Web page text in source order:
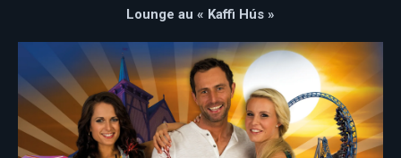
Lounge au « Kaffi Hús »